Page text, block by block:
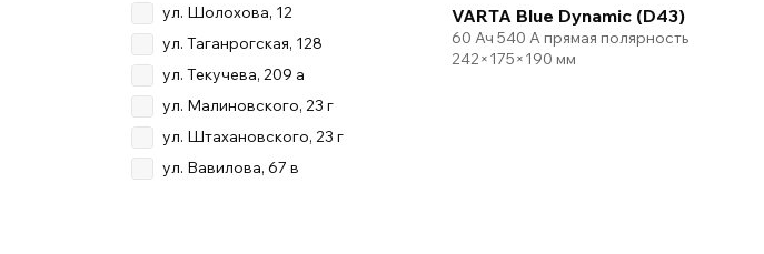
ул. Шолохова, 12
ул. Таганрогская, 128
ул. Текучева, 209 а
ул. Малиновского, 23 г
ул. Штахановского, 23 г
ул. Вавилова, 67 в
VARTA Blue Dynamic (D43)
60 Ач 540 А прямая полярность
242×175×190 мм